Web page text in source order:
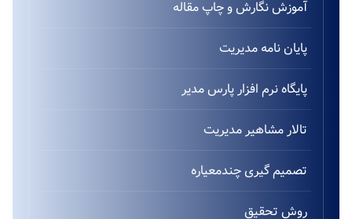
آموزش نگارش و چاپ مقاله
پایان نامه مدیریت
پایگاه نرم افزار پارس مدیر
تالار مشاهیر مدیریت
تصمیم گیری چندمعیاره
روش تحقیق